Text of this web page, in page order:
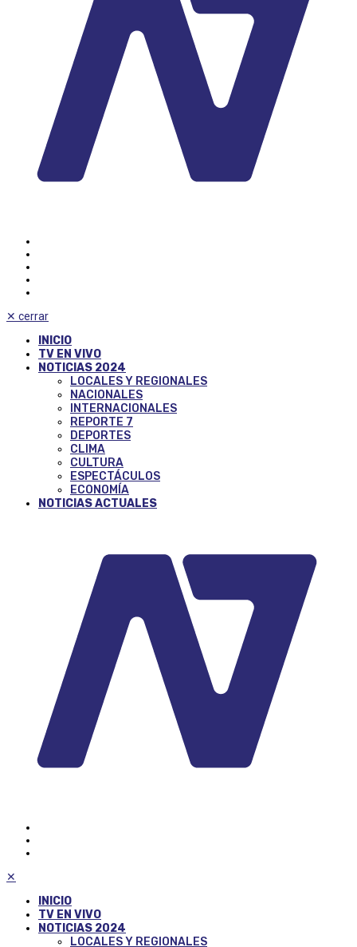
✕ cerrar
INICIO
TV EN VIVO
NOTICIAS 2024
LOCALES Y REGIONALES
NACIONALES
INTERNACIONALES
REPORTE 7
DEPORTES
CLIMA
CULTURA
ESPECTÁCULOS
ECONOMÍA
NOTICIAS ACTUALES
✕
INICIO
TV EN VIVO
NOTICIAS 2024
LOCALES Y REGIONALES